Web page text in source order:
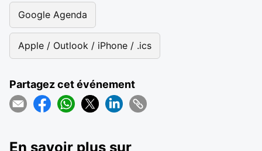
Google Agenda
Apple / Outlook / iPhone / .ics
Partagez cet événement
En savoir plus sur